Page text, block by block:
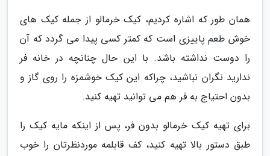
همان طور که اشاره کردیم، کیک خرمالو از جمله کیک های
خوش طعم پاییزی است که کمتر کسی پیدا می گردد که آن
را دوست نداشته باشد. با این حال چنانچه در خانه فر
ندارید نگران نباشید، چراکه این کیک خوشمزه را روی گاز و
بدون احتیاج به فر هم می توانید تهیه کنید.
برای تهیه کیک خرمالو بدون فر، پس از اینکه مایه کیک را
طبق دستور بالا تهیه کنید، کف قابلمه موردنظرتان را خوب